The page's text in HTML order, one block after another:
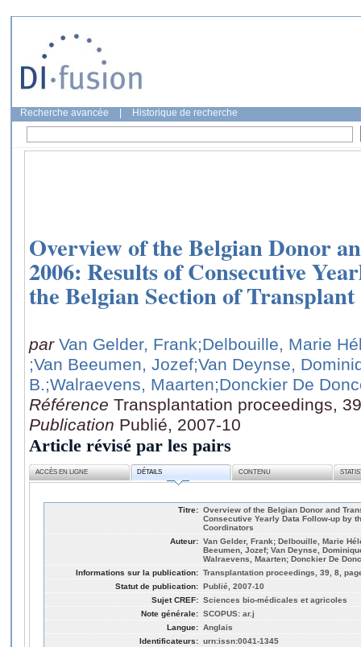
Recherche avancée Historique de recherche
Overview of the Belgian Donor
2006: Results of Consecutive
the Belgian Section of
par Van Gelder, Frank;Delbouille, Marie
;Van Beeumen, Jozef;Van Deynse,
B.;Walraevens, Maarten;Donckier De
Référence Transplantation proceedings,
Publication Publié, 2007-10
Article révisé par les pairs
ACCÈS EN LIGNE DÉTAILS CONTENU
Titre: Overview of the Belgian Donor and
Consecutive Yearly Data Follow-up by
Coordinators
Auteur: Van Gelder, Frank; Delbouille, Marie
Beeumen, Jozef; Van Deynse,
Walraevens, Maarten; Donckier De
Informations sur la publication: Transplantation proceedings, 39, 8,
Statut de publication: Publié, 2007-10
Sujet CREF: Sciences bio-médicales et agricoles
Note générale: SCOPUS: ar.j
Langue: Anglais
Identificateurs: urn:issn:0041-1345